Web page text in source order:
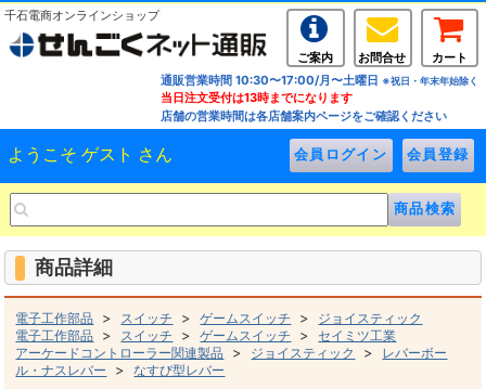
千石電商オンラインショップ
ご案内 お問合せ
カート
通販営業時間 10:30〜17:00/月〜土曜日 ※祝日・年末年始除く
当日注文受付は13時までになります
店舗の営業時間は各店舗案内ページをご確認ください
ようこそ ゲスト さん
商品詳細
電子工作部品 > スイッチ >ゲームスイッチ > ジョイスティック
電子工作部品
> スイッチ >ゲームスイッチ >セイミツ工業
アーケードコントローラー関連製品
> ジョイスティック > レバーボー
ル・ナスレバー
>なすび型レバー